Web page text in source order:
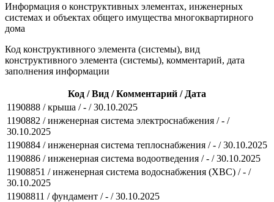
Информация о конструктивных элементах, инженерных
системах и объектах общего имущества многоквартирного
дома
Код конструктивного элемента (системы), вид
конструктивного элемента (системы), комментарий, дата
заполнения информации
Код / Вид / Комментарий / Дата
1190888 / крыша / - / 30.10.2025
1190882 / инженерная система электроснабжения / - /
30.10.2025
1190884 / инженерная система теплоснабжения / - / 30.10.2025
1190886 / инженерная система водоотведения / - / 30.10.2025
11908851 / инженерная система водоснабжения (ХВС) / - /
30.10.2025
11908811 / фундамент / - / 30.10.2025